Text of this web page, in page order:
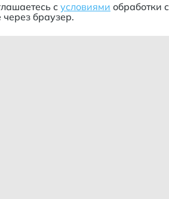
с условиями обработки
браузер.